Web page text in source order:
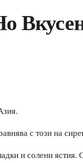
с този на
и солени ястия.